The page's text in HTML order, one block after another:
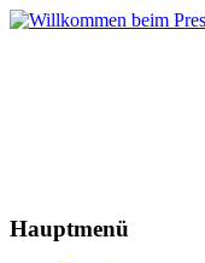
Hauptmenü